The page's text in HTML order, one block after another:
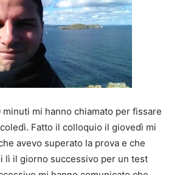
mi hanno chiamato per fissare
Fatto il colloquio il giovedì mi
avevo superato la prova e che
lì il giorno successivo per un test